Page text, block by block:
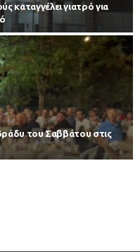
καταγγέλει γιατρό για
του Σαββάτου στις